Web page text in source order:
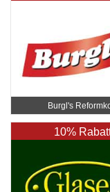
Burgl's
10%